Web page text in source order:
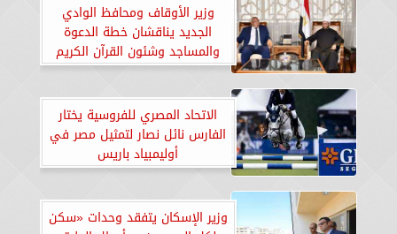
وزير الأوقاف ومحافظ الوادي
الجديد يناقشان خطة الدعوة
والمساجد وشئون القرآن الكريم
بالمحافظة
الاتحاد المصري للفروسية يختار
الفارس نائل نصار لتمثيل مصر في
أوليمبياد باريس
وزير الإسكان يتفقد وحدات «سكن